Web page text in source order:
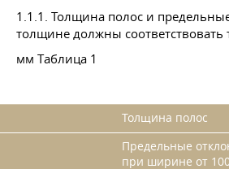
1.1.1. Толщина полос и
толщине должны соответствовать
мм Таблица 1
Толщина полос
Предельные
при ширине от